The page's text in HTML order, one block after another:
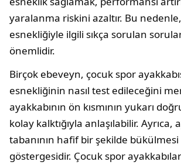
yaralanma riskini azaltır. Bu
esnekliğiyle ilgili sıkça sorulan
önemlidir.
Birçok ebeveyn, çocuk spor
esnekliğinin nasıl test edileceğini
ayakkabının ön kısmının yukarı
kolay kalktığıyla anlaşılabilir. Ayrıca,
tabanının hafif bir şekilde
göstergesidir. Çocuk spor